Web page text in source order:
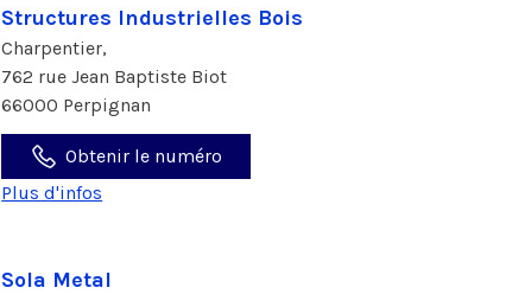
Structures Industrielles Bois
Charpentier,
762 rue Jean Baptiste Biot
66000 Perpignan
Obtenir le numéro
Plus d'infos
Sola Metal